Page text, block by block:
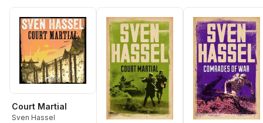
Court Martial
Sven Hassel